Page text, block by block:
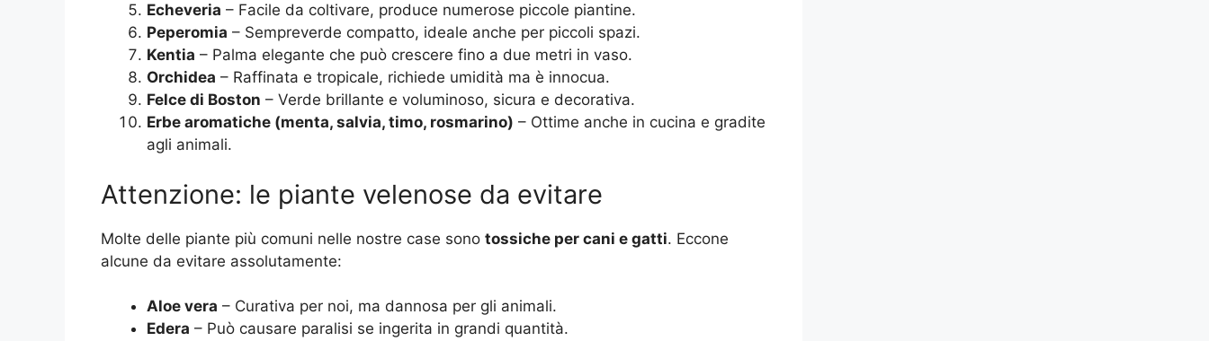
Echeveria – Facile da coltivare, produce numerose piccole piantine.
Peperomia – Sempreverde compatto, ideale anche per piccoli spazi.
Kentia – Palma elegante che può crescere fino a due metri in vaso.
Orchidea – Raffinata e tropicale, richiede umidità ma è innocua.
Felce di Boston – Verde brillante e voluminoso, sicura e decorativa.
Erbe aromatiche (menta, salvia, timo, rosmarino) – Ottime anche in cucina e gradite
agli animali.
Attenzione: le piante velenose da evitare
Molte delle piante più comuni nelle nostre case sono tossiche per cani e gatti. Eccone
alcune da evitare assolutamente:
Aloe vera – Curativa per noi, ma dannosa per gli animali.
Edera – Può causare paralisi se ingerita in grandi quantità.